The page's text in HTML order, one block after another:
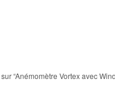
“Anémomètre Vortex avec